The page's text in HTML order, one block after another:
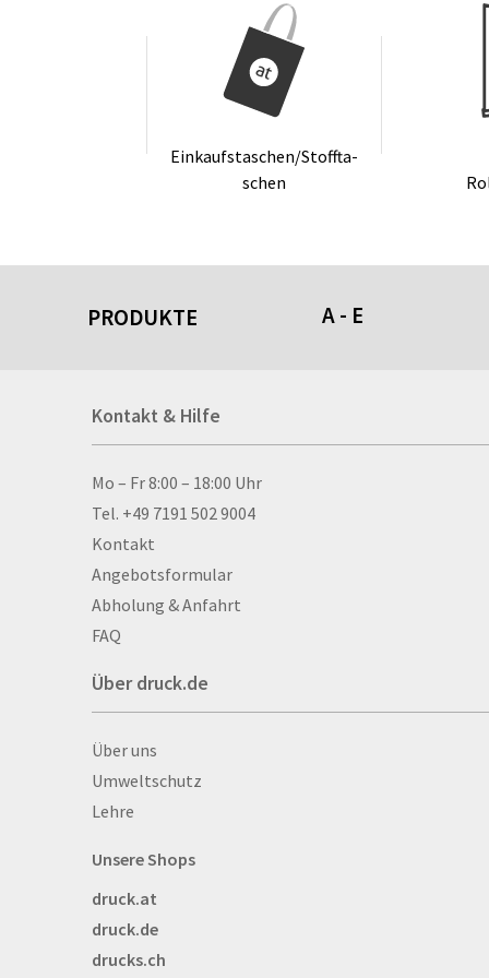
Ein­kaufs­ta­schen/Stoff­ta­
schen
PRODUKTE A - E
Allwetterplakate
Kontakt & Hilfe
Kontakt & Hilfe
Mo – Fr 8:00 – 18:00 Uhr
Tel. +49 7191 502 9004
Kontakt
Angebotsformular
Abholung & Anfahrt
FAQ
Über druck.de
Über druck.de
Über uns
Umweltschutz
Lehre
Unsere Shops
druck.at
druck.de
drucks.ch